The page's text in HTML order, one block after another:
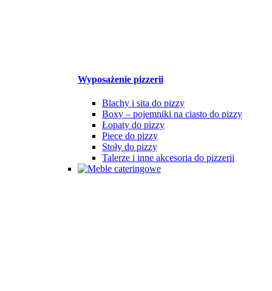
Wyposażenie pizzerii
Blachy i sita do pizzy
Boxy – pojemniki na ciasto do pizzy
Łopaty do pizzy
Piece do pizzy
Stoły do pizzy
Talerze i inne akcesoria do pizzerii